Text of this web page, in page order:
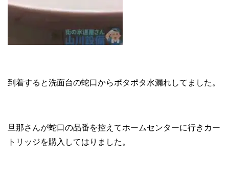
到着すると洗面台の蛇口からポタポタ水漏れしてました。
旦那さんが蛇口の品番を控えてホームセンターに行きカー
トリッジを購入してはりました。